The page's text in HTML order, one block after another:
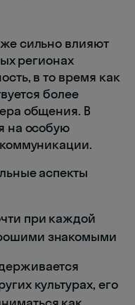
сильно влияют
регионах
в то время как
более
общения. В
на особую
аспекты
при каждой
знакомыми
культурах, его